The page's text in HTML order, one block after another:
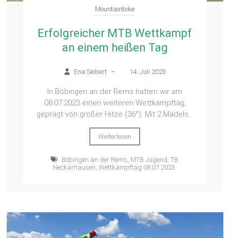
Mountainbike
Erfolgreicher MTB Wettkampf
an einem heißen Tag
Ena Seibert – 14. Juli 2023
In Böbingen an der Rems hatten wir am
08.07.2023 einen weiteren Wettkampftag,
geprägt von großer Hitze (36°). Mit 2 Mädels...
Weiterlesen
Böbingen an der Rems MTB Jugend ,TB
Neckarhausen ,Wettkampftag 08.07.2023